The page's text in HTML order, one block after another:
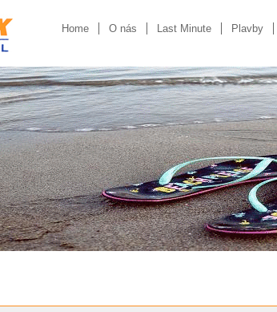
Home O nás Last Minute Plavby